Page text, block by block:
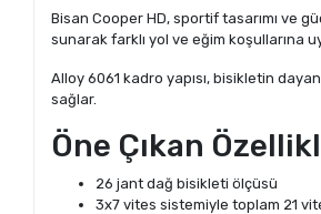
Bisan Cooper HD, sportif tasarımı ve
sunarak farklı yol ve eğim koşullarına
Alloy 6061 kadro yapısı, bisikletin
sağlar.
Öne Çıkan
26 jant dağ bisikleti ölçüsü
3x7 vites sistemiyle toplam 21